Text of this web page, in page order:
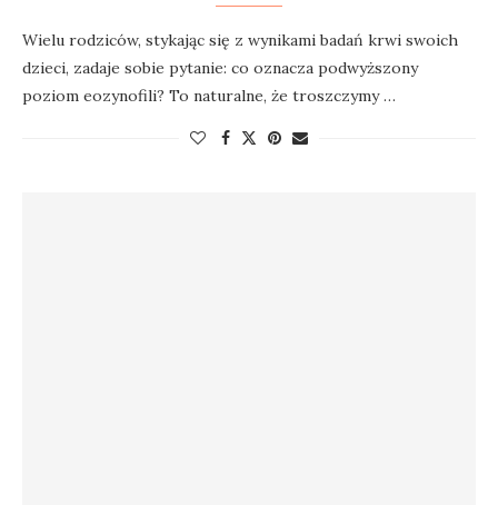
Wielu rodziców, stykając się z wynikami badań krwi swoich
dzieci, zadaje sobie pytanie: co oznacza podwyższony
poziom eozynofili? To naturalne, że troszczymy …